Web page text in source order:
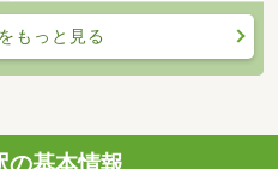
もっと見る